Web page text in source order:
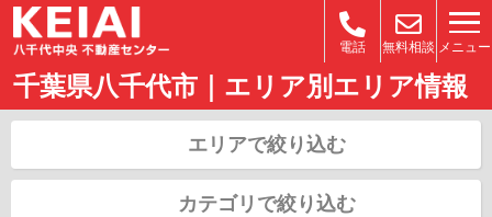
電話 無料相談 メニュー
千葉県八千代市｜エリア別エリア情報
エリアで絞り込む
カテゴリで絞り込む